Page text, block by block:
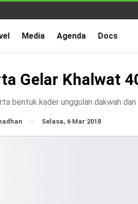
Media Agenda Docs
Gelar Khalwat
bentuk kader unggulan dakwah
Selasa, 6 Mar 2018